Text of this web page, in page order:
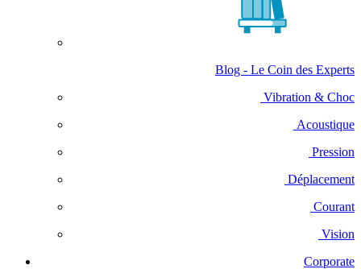
Blog - Le Coin des Experts
Vibration & Choc
Acoustique
Pression
Déplacement
Courant
Vision
Corporate